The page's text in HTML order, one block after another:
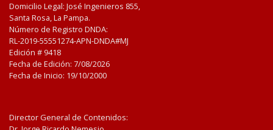
Domicilio Legal: José Ingenieros 855,
Santa Rosa, La Pampa.
Número de Registro DNDA:
RL-2019-55551274-APN-DNDA#MJ
Edición # 9418
Fecha de Edición: 7/08/2026
Fecha de Inicio: 19/10/2000
Director General de Contenidos: